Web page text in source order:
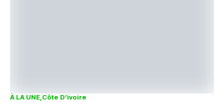
À LA UNE Côte D’ivoire